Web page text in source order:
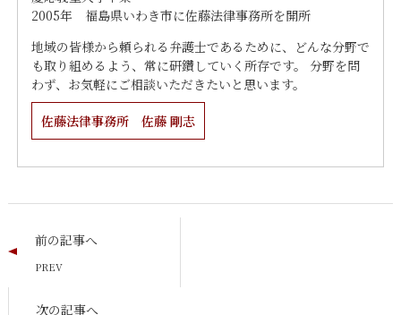
2005年 福島県いわき市に佐藤法律事務所を開所
地域の皆様から頼られる弁護士であるために、どんな分野で
も取り組めるよう、常に研鑽していく所存です。 分野を問
わず、お気軽にご相談いただきたいと思います。
佐藤法律事務所 佐藤 剛志
前の記事へ
次の記事へ